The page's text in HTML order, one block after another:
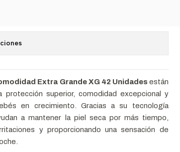
Extra Grande XG 42 Unidades están
protección superior, comodidad excepcional y
en crecimiento. Gracias a su tecnología
a mantener la piel seca por más tiempo,
y proporcionando una sensación de